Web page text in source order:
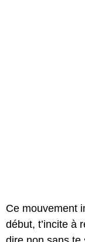
Ce mouvement
début, t’incite à